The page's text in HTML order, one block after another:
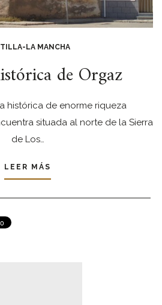
LA MANCHA
de Orgaz
histórica de enorme riqueza
situada al norte de la Sierra
de Los…
LEER MÁS